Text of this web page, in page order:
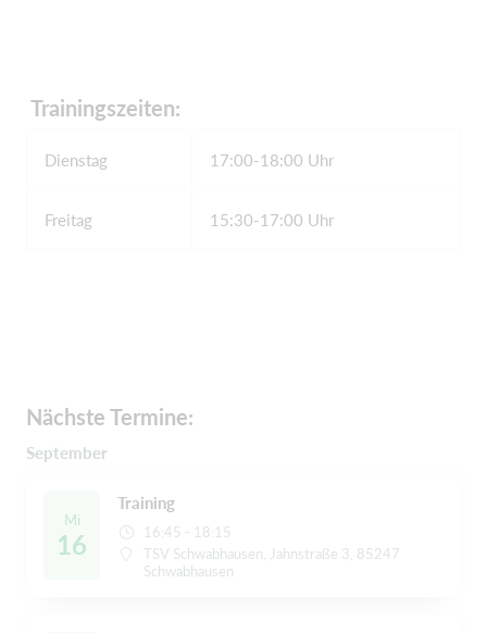
​ Trainingszeiten:
Dienstag 17:00-18:00 Uhr
Freitag 15:30-17:00 Uhr
Nächste Termine:
September
Mi
16
Training
16:45 - 18:15
TSV Schwabhausen, Jahnstraße 3, 85247
Schwabhausen